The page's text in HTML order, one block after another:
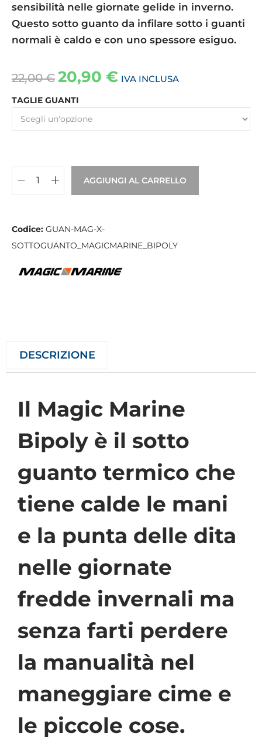
sensibilità nelle giornate gelide in inverno.
Questo sotto guanto da infilare sotto i guanti
normali è caldo e con uno spessore esiguo.
22,00€ 20,90 € IVA INCLUSA
TAGLIE GUANTI
AGGIUNGI AL CARRELLO
Codice: GUAN-MAG-X-
SOTTOGUANTO_MAGICMARINE_BIPOLY
DESCRIZIONE
Il Magic Marine
Bipoly è il sotto
guanto termico che
tiene calde le mani
e la punta delle dita
nelle giornate
fredde invernali ma
senza farti perdere
la manualità nel
maneggiare cime e
le piccole cose.